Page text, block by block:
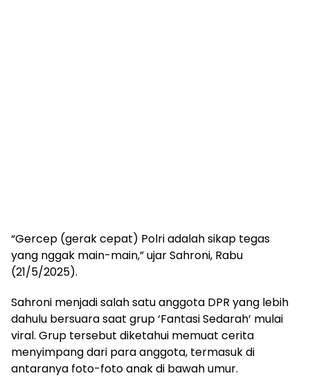
“Gercep (gerak cepat) Polri adalah sikap tegas
yang nggak main-main,” ujar Sahroni, Rabu
(21/5/2025).
Sahroni menjadi salah satu anggota DPR yang lebih
dahulu bersuara saat grup ‘Fantasi Sedarah’ mulai
viral. Grup tersebut diketahui memuat cerita
menyimpang dari para anggota, termasuk di
antaranya foto-foto anak di bawah umur.